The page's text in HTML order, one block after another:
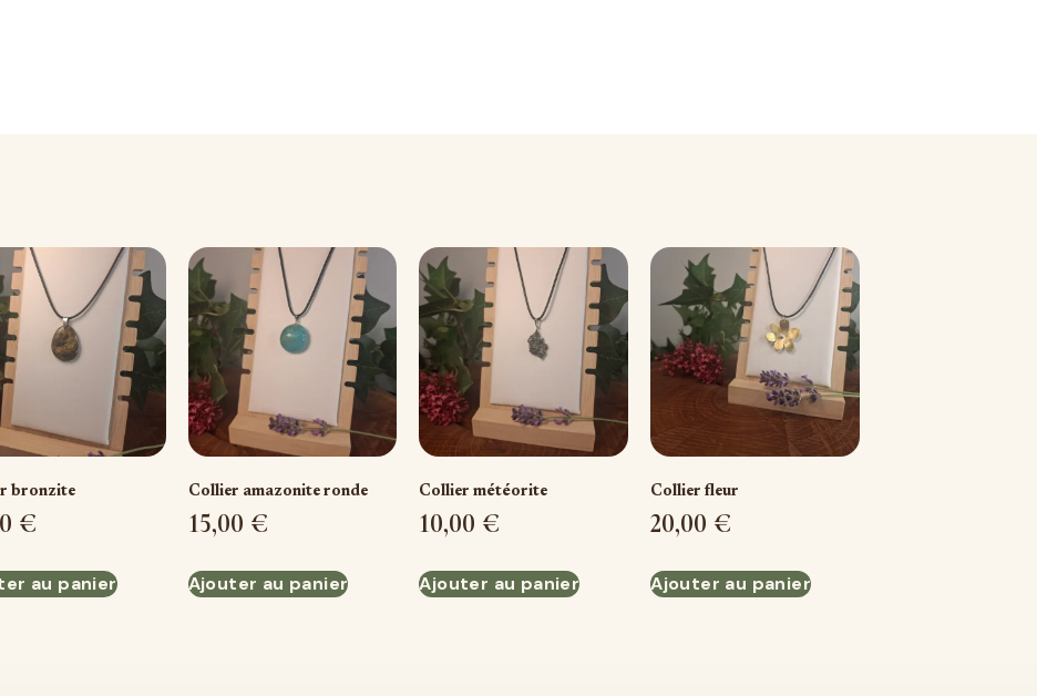
bronzite
€
au panier
Collier amazonite ronde
15,00 €
Ajouter au panier
Collier météorite
10,00 €
Ajouter au panier
Collier fleur
20,00 €
Ajouter au panier